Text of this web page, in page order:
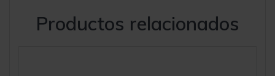
Productos relacionados